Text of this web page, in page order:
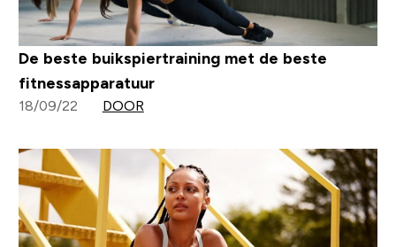
De beste buikspiertraining met de beste
fitnessapparatuur
18/09/22 DOOR